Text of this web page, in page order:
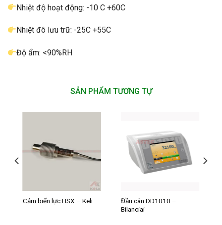
Nhiệt độ hoạt động: -10 C +60C
Nhiệt đô lưu trữ: -25C +55C
Độ ẩm: <90%RH
SẢN PHẨM TƯƠNG TỰ
Cảm biến lực HSX – Keli
Đầu cân DD1010 –
Bilanciai